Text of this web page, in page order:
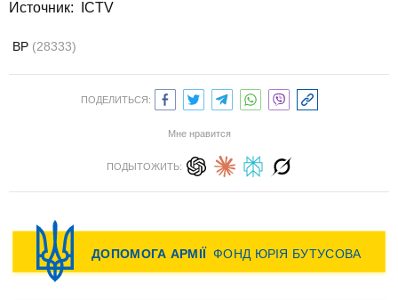
Источник: ICTV
ВР (28333)
ПОДЕЛИТЬСЯ:
Мне нравится
ПОДЫТОЖИТЬ: